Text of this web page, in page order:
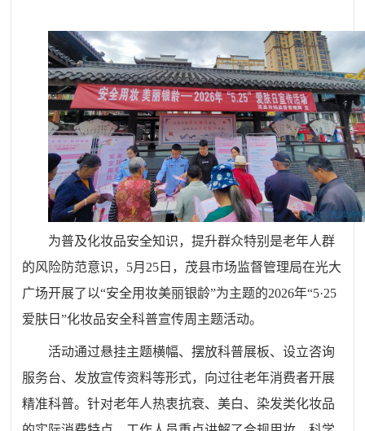
为普及化妆品安全知识，提升群众特别是老年人群
的风险防范意识，5月25日，茂县市场监督管理局在光大
广场开展了以“安全用妆美丽银龄”为主题的2026年“5·25
爱肤日”化妆品安全科普宣传周主题活动。
活动通过悬挂主题横幅、摆放科普展板、设立咨询
服务台、发放宣传资料等形式，向过往老年消费者开展
精准科普。针对老年人热衷抗衰、美白、染发类化妆品